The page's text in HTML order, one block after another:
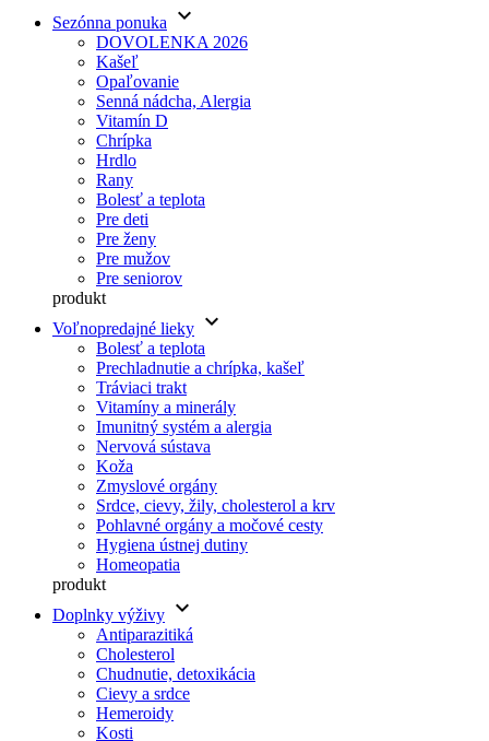
Sezónna ponuka keyboard_arrow_down
DOVOLENKA 2026
Kašeľ
Opaľovanie
Senná nádcha, Alergia
Vitamín D
Chrípka
Hrdlo
Rany
Bolesť a teplota
Pre deti
Pre ženy
Pre mužov
Pre seniorov
produkt
Voľnopredajné lieky keyboard_arrow_down
Bolesť a teplota
Prechladnutie a chrípka, kašeľ
Tráviaci trakt
Vitamíny a minerály
Imunitný systém a alergia
Nervová sústava
Koža
Zmyslové orgány
Srdce, cievy, žily, cholesterol a krv
Pohlavné orgány a močové cesty
Hygiena ústnej dutiny
Homeopatia
produkt
Doplnky výživy keyboard_arrow_down
Antiparazitiká
Cholesterol
Chudnutie, detoxikácia
Cievy a srdce
Hemeroidy
Kosti